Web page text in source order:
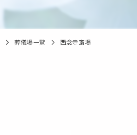
葬儀場一覧 西念寺斎場